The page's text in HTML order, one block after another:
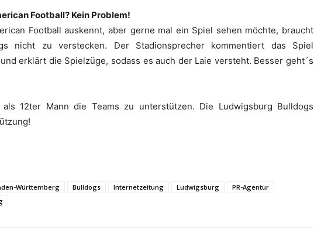
Football? Kein Problem!
Football auskennt, aber gerne mal ein Spiel sehen möchte, braucht
nicht zu verstecken. Der Stadionsprecher kommentiert das Spiel
erklärt die Spielzüge, sodass es auch der Laie versteht. Besser geht´s
12ter Mann die Teams zu unterstützen. Die Ludwigsburg Bulldogs
Württemberg Bulldogs Internetzeitung Ludwigsburg
PR-Agentur